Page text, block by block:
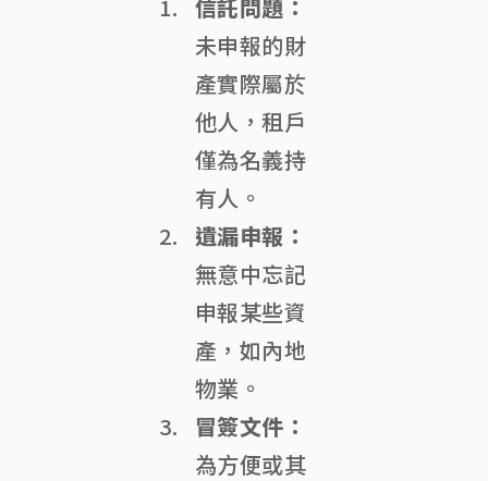
信託問題：
未申報的財
產實際屬於
他人，租戶
僅為名義持
有人。
遺漏申報：
無意中忘記
申報某些資
產，如內地
物業。
冒簽文件：
為方便或其